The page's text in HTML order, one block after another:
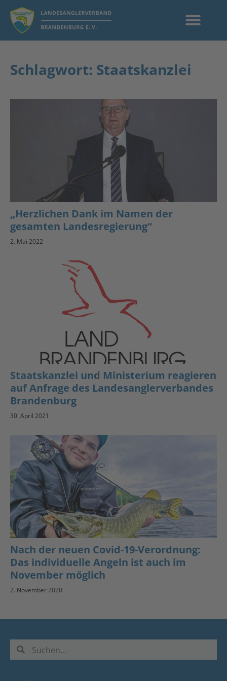
Schlagwort: Staatskanzlei
„Herzlichen Dank im Namen der
gesamten Landesregierung“
2. Mai 2022
Staatskanzlei und Ministerium reagieren
auf Anfrage des Landesanglerverbandes
Brandenburg
30. April 2021
Nach der neuen Covid-19-Verordnung:
Das individuelle Angeln ist auch im
November möglich
2. November 2020